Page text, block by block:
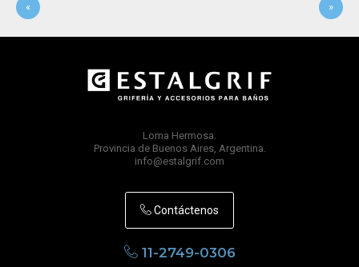
« »
Loma Hermosa.
Provincia de Buenos Aires, Argentina.
info@estalgrif.com
Contáctenos
11-2749-0306